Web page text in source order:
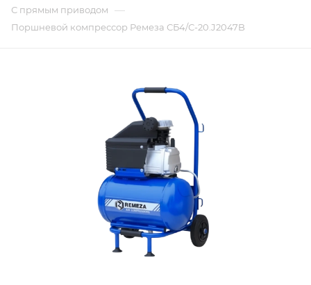
С прямым приводом —
Поршневой компрессор Ремеза СБ4/С-20.J2047B